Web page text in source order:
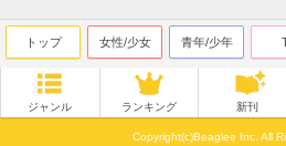
トップ 女性/少女 青年/少年
ジャンル ランキング 新刊
Copyright(c)Beaglee Inc. All